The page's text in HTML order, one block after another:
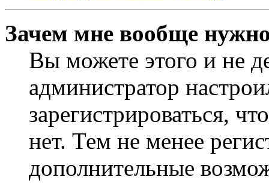
Зачем мне вообще
Вы можете этого и не
администратор
зарегистрироваться,
нет. Тем не менее
дополнительные